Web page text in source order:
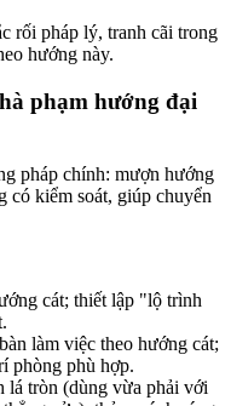
rối pháp lý, tranh cãi trong
hướng này.
phạm hướng đại
pháp chính: mượn hướng
có kiểm soát, giúp chuyển
cát; thiết lập "lộ trình
làm việc theo hướng cát;
phòng phù hợp.
lá tròn (dùng vừa phải với